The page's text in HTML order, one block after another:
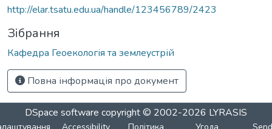
http://elar.tsatu.edu.ua/handle/123456789/2423
Зібрання
Кафедра Геоекологія та землеустрій
Повна інформація про документ
DSpace software copyright © 2002-2026 LYRASIS